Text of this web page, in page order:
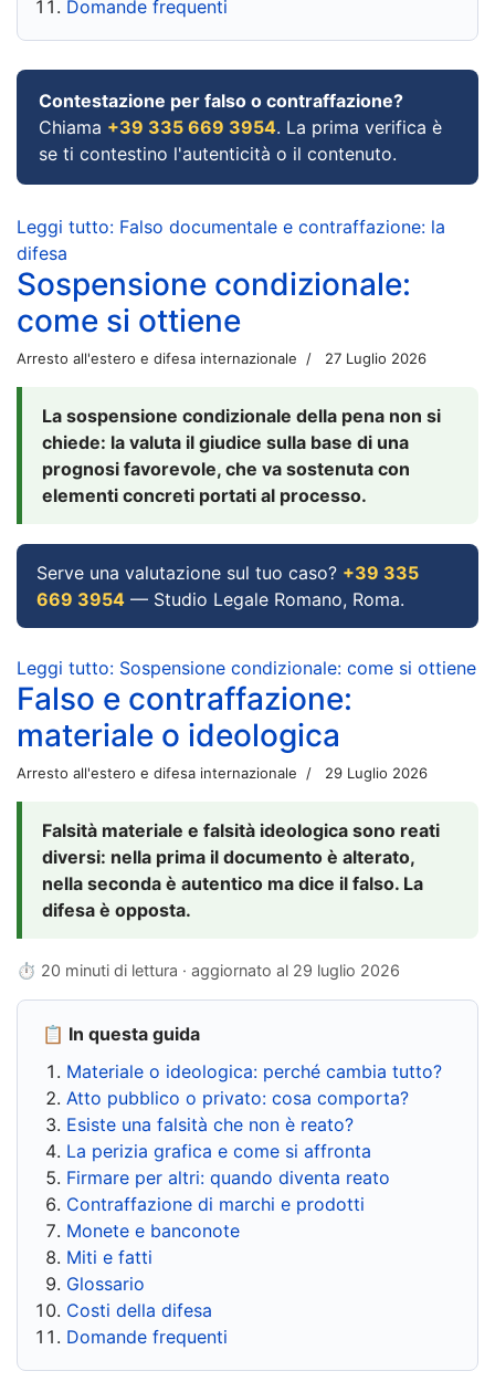
Domande frequenti
Contestazione per falso o contraffazione?
Chiama +39 335 669 3954. La prima verifica è
se ti contestino l'autenticità o il contenuto.
Leggi tutto: Falso documentale e contraffazione: la
difesa
Sospensione condizionale:
come si ottiene
Arresto all'estero e difesa internazionale 27 Luglio 2026
La sospensione condizionale della pena non si
chiede: la valuta il giudice sulla base di una
prognosi favorevole, che va sostenuta con
elementi concreti portati al processo.
Serve una valutazione sul tuo caso? +39 335
669 3954 — Studio Legale Romano, Roma.
Leggi tutto: Sospensione condizionale: come si ottiene
Falso e contraffazione:
materiale o ideologica
Arresto all'estero e difesa internazionale 29 Luglio 2026
Falsità materiale e falsità ideologica sono reati
diversi: nella prima il documento è alterato,
nella seconda è autentico ma dice il falso. La
difesa è opposta.
⏱ 20 minuti di lettura · aggiornato al 29 luglio 2026
📋 In questa guida
Materiale o ideologica: perché cambia tutto?
Atto pubblico o privato: cosa comporta?
Esiste una falsità che non è reato?
La perizia grafica e come si affronta
Firmare per altri: quando diventa reato
Contraffazione di marchi e prodotti
Monete e banconote
Miti e fatti
Glossario
Costi della difesa
Domande frequenti